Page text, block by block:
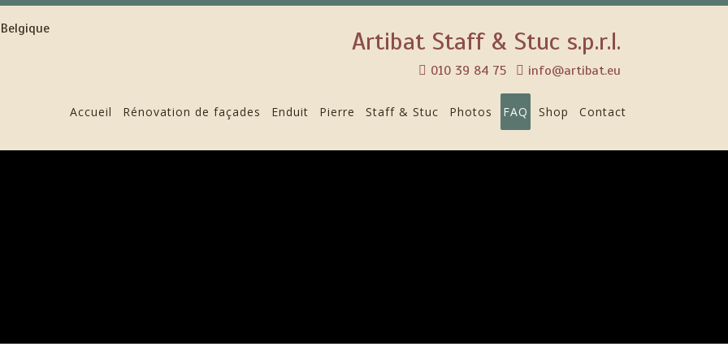
Artibat Staff & Stuc s.p.r.l.
010 39 84 75 info@artibat.eu
Accueil Rénovation de façades Enduit Pierre Staff & Stuc Photos FAQ Shop Contact